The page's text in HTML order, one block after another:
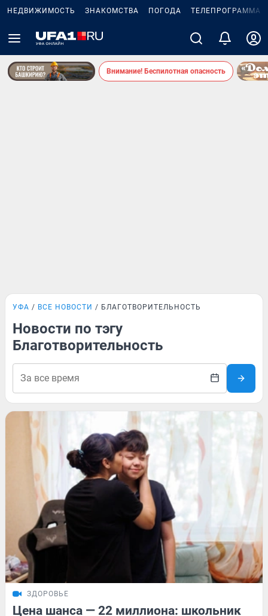
НЕДВИЖИМОСТЬ ЗНАКОМСТВА ПОГОДА ТЕЛЕПРОГРАММА
Внимание! Беспилотная опасность
УФА ВСЕ НОВОСТИ БЛАГОТВОРИТЕЛЬНОСТЬ
Новости по тэгу
Благотворительность
ЗДОРОВЬЕ
Цена шанса — 22 миллиона: школьник